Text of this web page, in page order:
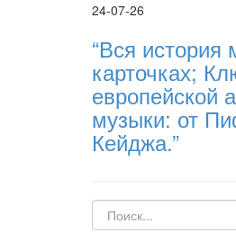
24-07-26
“Вся история
карточках;
европейской
музыки: от
Кейджа.”